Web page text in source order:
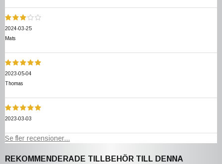
2024-03-25
Mats
2023-05-04
Thomas
2023-03-03
Se fler recensioner...
REKOMMENDERADE TILLBEHÖR TILL DENNA